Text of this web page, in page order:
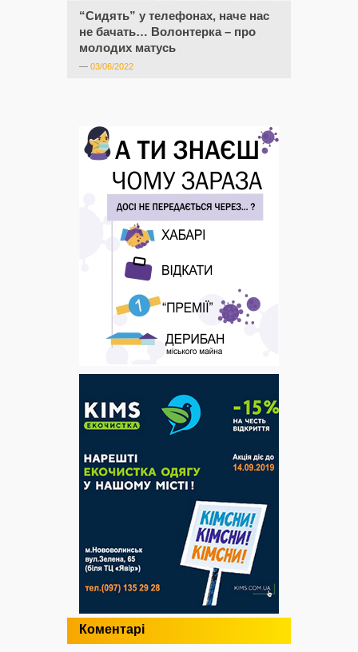
“Сидять” у телефонах, наче нас
не бачать… Волонтерка – про
молодих матусь
— 03/06/2022
Коментарі